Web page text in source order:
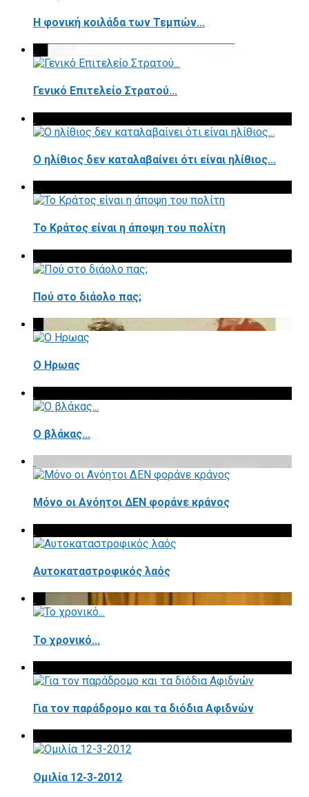
Η φονική κοιλάδα των Τεμπών...
Γενικό Επιτελείο Στρατού...
Ο ηλίθιος δεν καταλαβαίνει ότι είναι ηλίθιος...
Το Κράτος είναι η άποψη του πολίτη
Πού στο διάολο πας;
Ο Ηρωας
Ο βλάκας...
Μόνο οι Ανόητοι ΔΕΝ φοράνε κράνος
Αυτοκαταστροφικός λαός
Το χρονικό...
Για τον παράδρομο και τα διόδια Αφιδνών
Ομιλία 12-3-2012